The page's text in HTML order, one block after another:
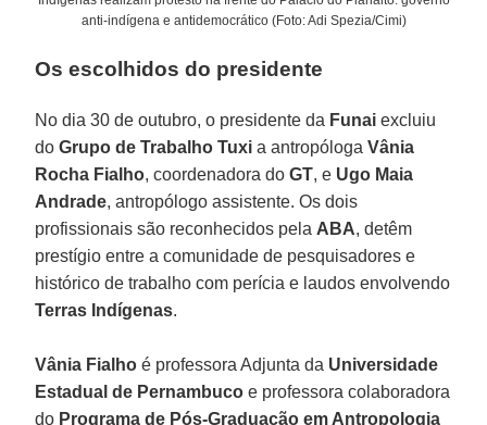
anti-indígena e antidemocrático (Foto: Adi Spezia/Cimi)
Os escolhidos do presidente
No dia 30 de outubro, o presidente da Funai excluiu
doGrupo de Trabalho Tuxi a antropólogaVânia
Rocha Fialho, coordenadora doGT, e Ugo Maia
Andrade, antropólogo assistente. Os dois
profissionais são reconhecidos pela ABA, detêm
prestígio entre a comunidade de pesquisadores e
histórico de trabalho com perícia e laudos envolvendo
Terras Indígenas.
Vânia Fialho é professora Adjunta da Universidade
Estadual de Pernambuco e professora colaboradora
do Programa de Pós-Graduação em Antropologia